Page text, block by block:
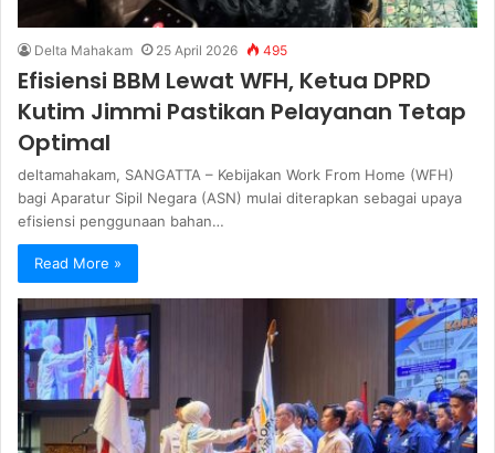
Delta Mahakam 25 April 2026 495
Efisiensi BBM Lewat WFH, Ketua DPRD
Kutim Jimmi Pastikan Pelayanan Tetap
Optimal
deltamahakam, SANGATTA – Kebijakan Work From Home (WFH)
bagi Aparatur Sipil Negara (ASN) mulai diterapkan sebagai upaya
efisiensi penggunaan bahan…
Read More »